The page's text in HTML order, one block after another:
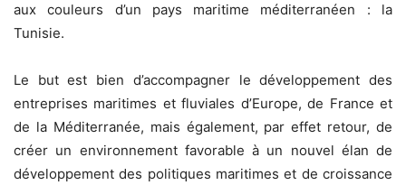
aux couleurs d’un pays maritime méditerranéen : la
Tunisie.
Le but est bien d’accompagner le développement des
entreprises maritimes et fluviales d’Europe, de France et
de la Méditerranée, mais également, par effet retour, de
créer un environnement favorable à un nouvel élan de
développement des politiques maritimes et de croissance